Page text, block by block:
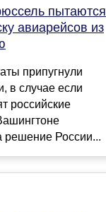
пытаются
авиарейсов из
припугнули
в случае если
российские
решение России...